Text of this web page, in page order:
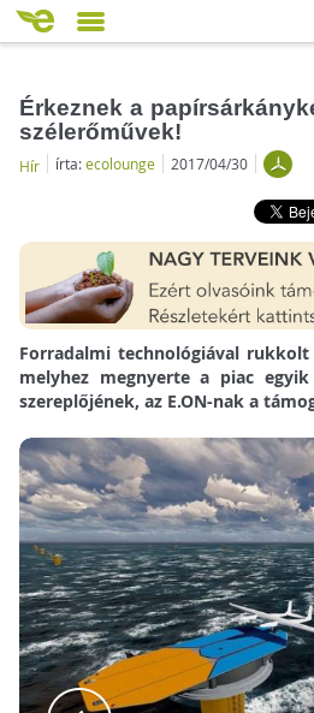
Érkeznek a
szélerőművek!
Hír írta:ecolounge 2017/04/30
Forradalmi technológiával
melyhez megnyerte a piac
szereplőjének, az E.ON-nak a